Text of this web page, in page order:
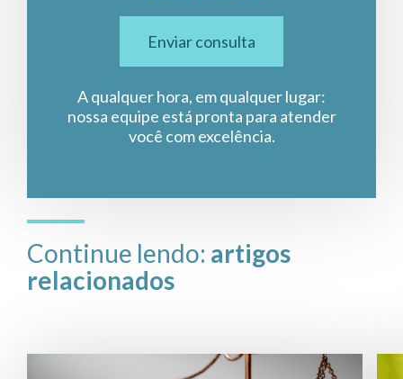
Enviar consulta
A qualquer hora, em qualquer lugar:
nossa equipe está pronta para atender
você com excelência.
Continue lendo: artigos
relacionados